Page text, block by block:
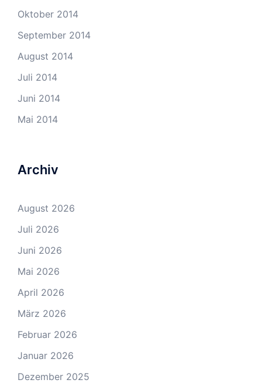
Oktober 2014
September 2014
August 2014
Juli 2014
Juni 2014
Mai 2014
Archiv
August 2026
Juli 2026
Juni 2026
Mai 2026
April 2026
März 2026
Februar 2026
Januar 2026
Dezember 2025